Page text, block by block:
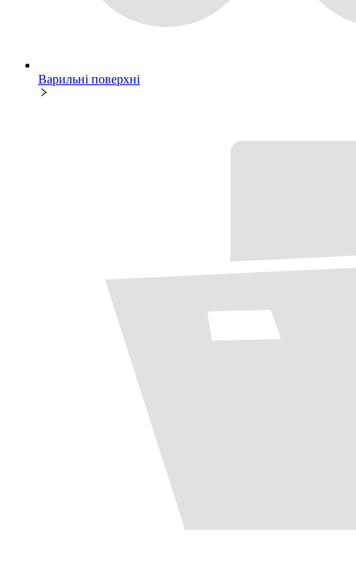
Варильні поверхні